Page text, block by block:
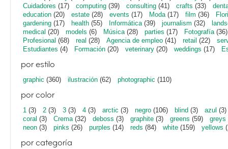
Cuidadores (17) computing (39) consulting (41) crafts (33)
education (20) estate (28) events (17) Moda(17) film (36)
gardening (17) health (55) Informática(39) journalism (32)
medical (20) models (6) Música(28) parties (17) Fotografía(36)
Profesional (68) real (28) Agencia de empleo (41) retail (22)
Estudiantes (4) Formación (20) veterinary (20) weddings (17)
por estilo
graphic (360) ilustración (62) photographic (110)
por color
1 (3) 2 (3) 3 (3) 4 (3) arctic (3) negro (106) blind (3) azul (3)
coral (3) Crema(32) deboss (3) graphite (3) greens (59) greys
neon (3) pinks (26) purples (14) reds (84) white (159) yellows
por categoría